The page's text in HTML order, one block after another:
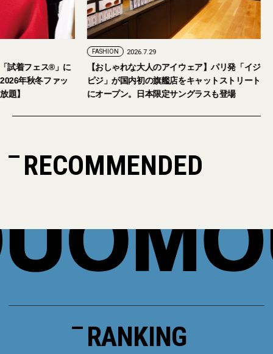
2026年9月5日・6日開催。「試着フェス®︎」に
読者の皆さまをご招待。【2026年秋冬ファッ
ション＆美容アイテム試し放題】
【おしゃれな大人
ピジ」が国内初の
にオープン。日本
RECOMMENDED
RANKING